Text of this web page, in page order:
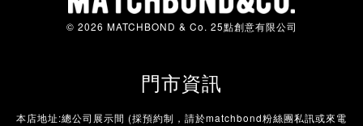
© 2026 MATCHBOND & Co. 25點創意有限公司
門市資訊
本店地址:總公司展示間 (採預約制，請於matchbond粉絲團私訊或來電